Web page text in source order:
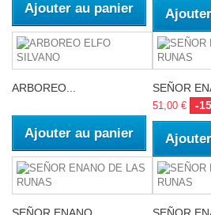
Ajouter au panier
ARBOREO...
Ajouter au panier
SEÑOR
51,00 € -